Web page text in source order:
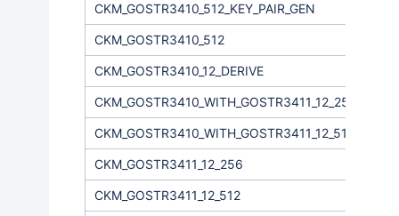
CKM_GOSTR3410_512_KEY_PAIR_GEN
CKM_GOSTR3410_512
CKM_GOSTR3410_12_DERIVE
CKM_GOSTR3410_WITH_GOSTR3411_12_256
CKM_GOSTR3410_WITH_GOSTR3411_12_512
CKM_GOSTR3411_12_256
CKM_GOSTR3411_12_512